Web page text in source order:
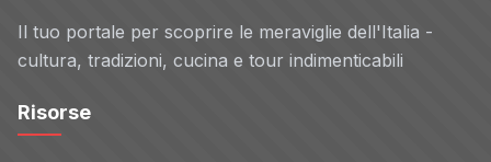
Il tuo portale per scoprire le meraviglie dell'Italia -
cultura, tradizioni, cucina e tour indimenticabili
Risorse